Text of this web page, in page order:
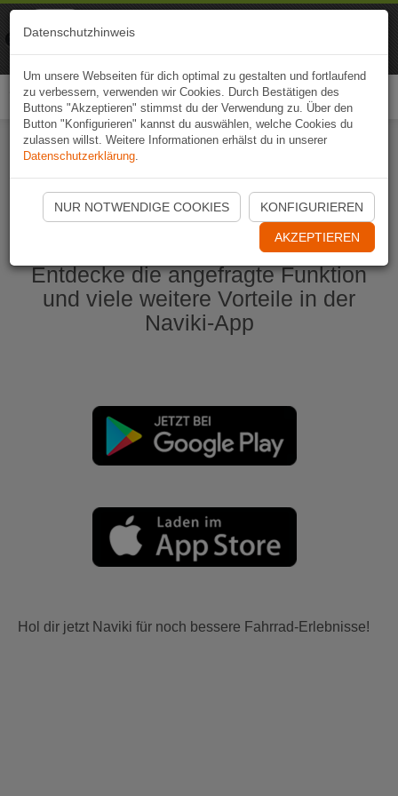
Naviki App jetzt öffnen
Entdecke die angefragte Funktion
und viele weitere Vorteile in der
Naviki-App
Hol dir jetzt Naviki für noch bessere Fahrrad-Erlebnisse!
Datenschutzhinweis
Um unsere Webseiten für dich optimal zu gestalten und fortlaufend
zu verbessern, verwenden wir Cookies. Durch Bestätigen des
Buttons "Akzeptieren" stimmst du der Verwendung zu. Über den
Button "Konfigurieren" kannst du auswählen, welche Cookies du
zulassen willst. Weitere Informationen erhälst du in unserer
Datenschutzerklärung.
NUR NOTWENDIGE COOKIES KONFIGURIEREN
AKZEPTIEREN
Naviki